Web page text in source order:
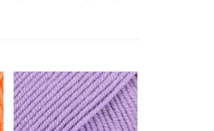
Setja á
óskalista